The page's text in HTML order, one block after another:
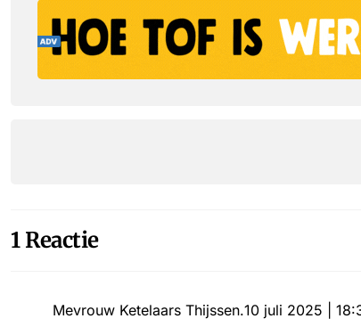
1 Reactie
Mevrouw Ketelaars Thijssen.10 juli 2025 |